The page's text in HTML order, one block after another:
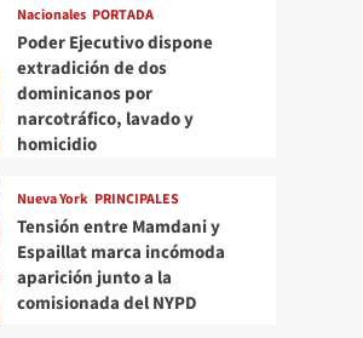
Nacionales PORTADA
Poder Ejecutivo dispone
extradición de dos
dominicanos por
narcotráfico, lavado y
homicidio
Nueva York PRINCIPALES
Tensión entre Mamdani y
Espaillat marca incómoda
aparición junto a la
comisionada del NYPD